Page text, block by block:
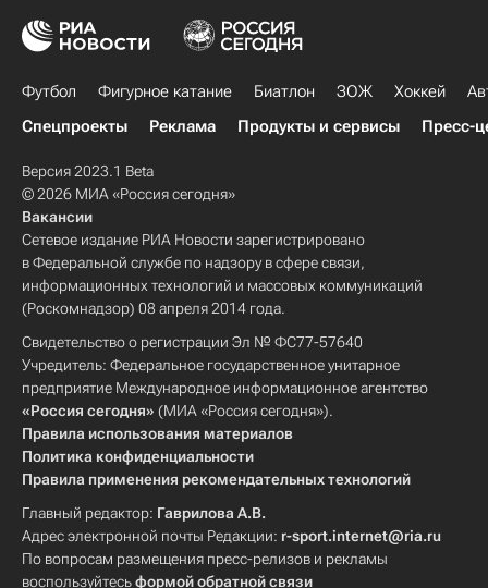
Футбол Фигурное катание Биатлон ЗОЖ Хоккей
Спецпроекты
Реклама Продукты и сервисы Пресс-
Версия 2023.1 Beta
© 2026 МИА «Россия сегодня»
Вакансии
Сетевое издание РИА Новости зарегистрировано
в Федеральной службе по надзору в сфере связи,
информационных технологий и массовых коммуникаций
(Роскомнадзор) 08 апреля 2014 года.
Свидетельство о регистрации Эл № ФС77-57640
Учредитель: Федеральное государственное унитарное
предприятие Международное информационное агентство
«Россия сегодня» (МИА «Россия сегодня»).
Правила использования материалов
Политика конфиденциальности
Правила применения рекомендательных технологий
Главный редактор: Гаврилова А.В.
Адрес электронной почты Редакции: r-sport.internet@ria.ru
По вопросам размещения пресс-релизов и рекламы
воспользуйтесьформой обратной связи